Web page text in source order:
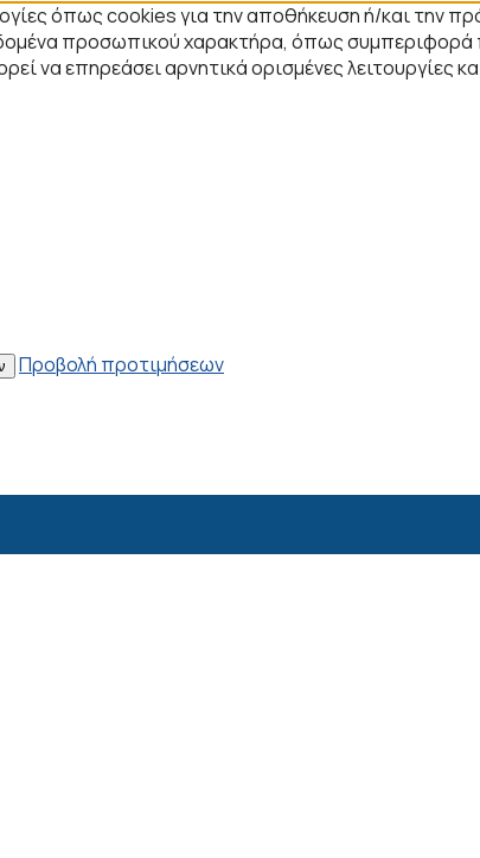
όπως cookies για την αποθήκευση ή/και την
προσωπικού χαρακτήρα, όπως συμπεριφορά
να επηρεάσει αρνητικά ορισμένες λειτουργίες
Προβολή προτιμήσεων